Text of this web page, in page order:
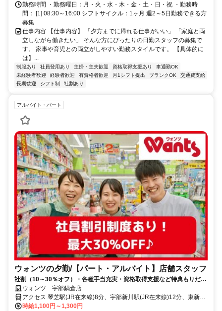
勤務時間 ・勤務曜日：月・火・水・木・金・土・日・祝 ・勤務時
間： [1] 08:30～16:00 シフトサイクル：1ヶ月 週2～5日勤務できる方
募集
仕事内容 【仕事内容】 「夕方までに帰れる仕事がいい」 「家庭と両
立しながら働きたい」 そんな方にぴったりの日勤スタッフの募集で
す。 家事や育児との両立がしやすい勤務スタイルです。 【具体的に
は】...
制服あり 社員登用あり 主婦・主夫歓迎 資格取得支援あり
車通勤OK
未経験者歓迎
経験者歓迎 有資格者歓迎 月1シフト提出 ブランクOK
交通費支給
長期歓迎
シフト制 社割あり
アルバイト・パート
ウォンツの夕勤/【パート・アルバイト】店舗スタッフ
社割（10～30％オフ）・各種手当充実・資格取得支援など特典もりだく
さん！未経験スタートがほとんど♪
ウォンツ 宇部鍋倉店
アクセス 琴芝駅(JR在来線)8分、宇部新川駅(JR在来線)12分、東新川
(山口県)駅(JR在来線)14分
時給1,100円～1,300円